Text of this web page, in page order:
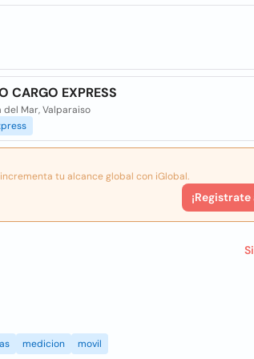
CARGO EXPRESS
del Mar, Valparaiso
tu alcance global con iGlobal.
¡Registrate
medicion movil